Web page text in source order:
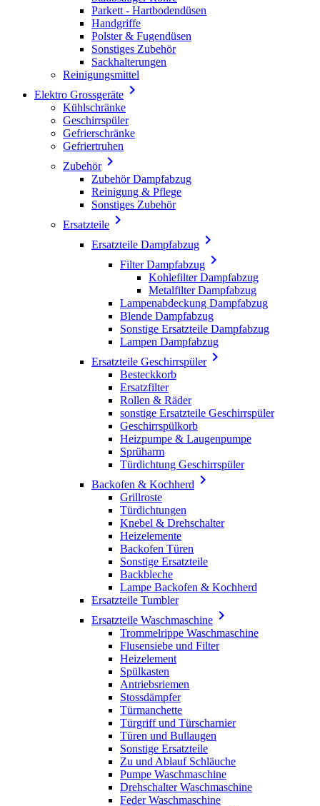
Parkett - Hartbodendüsen
Handgriffe
Polster & Fugendüsen
Sonstiges Zubehör
Sackhalterungen
Reinigungsmittel
Elektro Grossgeräte 
Kühlschränke
Geschirrspüler
Gefrierschränke
Gefriertruhen
Zubehör
Zubehör Dampfabzug
Reinigung & Pflege
Sonstiges Zubehör
Ersatzteile 
Ersatzteile Dampfabzug 
Filter Dampfabzug 
Kohlefilter Dampfabzug
Metalfilter Dampfabzug
Lampenabdeckung Dampfabzug
Blende Dampfabzug
Sonstige Ersatzteile Dampfabzug
Lampen Dampfabzug
Ersatzteile Geschirrspüler
Besteckkorb
Ersatzfilter
Rollen & Räder
sonstige Ersatzteile Geschirrspüler
Geschirrspülkorb
Heizpumpe & Laugenpumpe
Sprüharm
Türdichtung Geschirrspüler
Backofen & Kochherd 
Grillroste
Türdichtungen
Knebel & Drehschalter
Heizelemente
Backofen Türen
Sonstige Ersatzteile
Backbleche
Lampe Backofen & Kochherd
Ersatzteile Tumbler
Ersatzteile Waschmaschine 
Trommelrippe Waschmaschine
Flusensiebe und Filter
Heizelement
Spülkasten
Antriebsriemen
Stossdämpfer
Türmanchette
Türgriff und Türscharnier
Türen und Bullaugen
Sonstige Ersatzteile
Zu und Ablauf Schläuche
Pumpe Waschmaschine
Drehschalter Waschmaschine
Feder Waschmaschine